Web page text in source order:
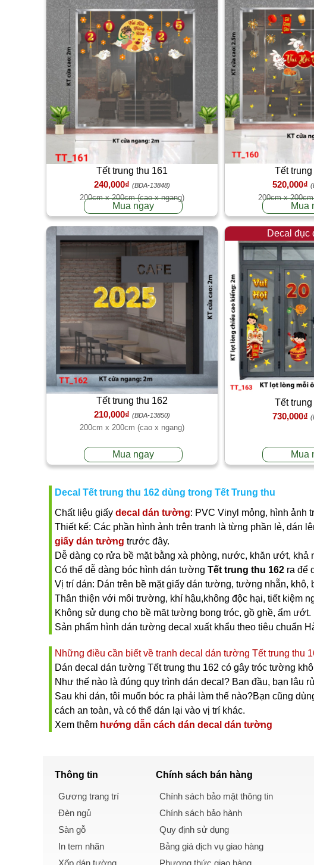
Tết trung thu 161
240,000₫ (BDA-13848)
200cm x 200cm (cao x ngang)
Mua ngay
Tết
520,000₫
200cm x
Mua
Tết trung thu 162
210,000₫ (BDA-13850)
200cm x 200cm (cao x ngang)
Mua ngay
Decal đục
Tết
730,000₫
Mua
Decal Tết trung thu 162 dùng trong Tết Trung thu
Chất liệu giấy decal dán tường: PVC Vinyl mỏng, hình ảnh
Thiết kế: Các phần hình ảnh trên tranh là từng phần lẻ, dán
giấy dán tường trước đây.
Dễ dàng cọ rửa bề mặt bằng xà phòng, nước, khăn ướt, khả
Có thể dễ dàng bóc hình dán tường Tết trung thu 162 ra để
Vị trí dán: Dán trên bề mặt giấy dán tường, tường nhẵn, khô,
Thân thiện với môi trường, khí hậu,không độc hại, tiết kiệm
Không sử dụng cho bề măt tường bong tróc, gồ ghề, ẩm ướt.
Sản phẩm hình dán tường decal xuất khẩu theo tiêu chuẩn
Những điều cần biết về tranh decal dán tường Tết trung thu
Dán decal dán tường Tết trung thu 162 có gây tróc tường
Như thế nào là đúng quy trình dán decal? Ban đầu, bạn lâu
Sau khi dán, tôi muốn bóc ra phải làm thế nào?Bạn cũng
cách an toàn, và có thể dán lại vào vị trí khác.
Xem thêm hướng dẫn cách dán decal dán tường
Thông tin
Gương trang trí
Đèn ngủ
Sàn gỗ
In tem nhãn
Xốp dán tường
Chính sách bán hàng
Chính sách bảo mật thông tin
Chính sách bảo hành
Quy định sử dụng
Bảng giá dịch vụ giao hàng
Phương thức giao hàng